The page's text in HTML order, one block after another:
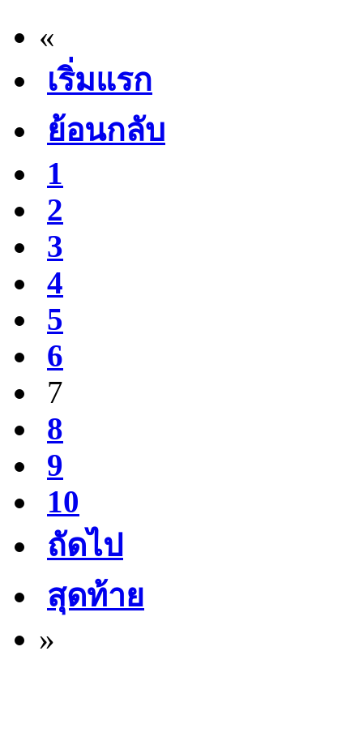
«
เริ่มแรก
ย้อนกลับ
1
2
3
4
5
6
7
8
9
10
ถัดไป
สุดท้าย
»